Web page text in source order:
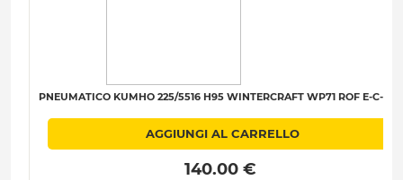
PNEUMATICO KUMHO 225/5516 H95 WINTERCRAFT WP71 ROF E-C-B-
AGGIUNGI AL CARRELLO
140.00 €